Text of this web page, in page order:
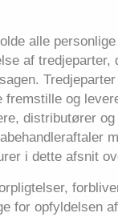
alle
af tredjeparter,
og
distributører
i dette afsnit
for opfyldelsen